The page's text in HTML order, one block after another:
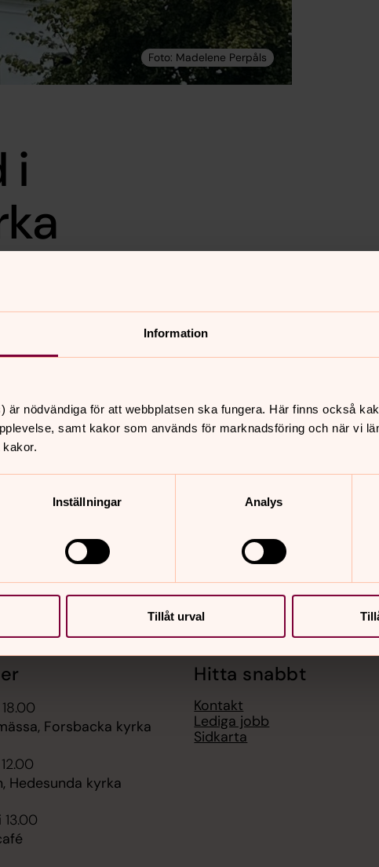
Information
är nödvändiga för att webbplatsen ska fungera. Här finns också
samt kakor som används för marknadsföring och när vi
Inställningar Analys
Tillåt urval
i
lördags eftermiddagen den 8 juli.
efter vigseln när en högljudd knall
i åskledaren i kyrktornet.
Exakt när blixten slog ned kan man
Forsbacka kyrka
Hedesunda kyrka
13.00
Hitta snabbt
Kontakt
Lediga jobb
Sidkarta